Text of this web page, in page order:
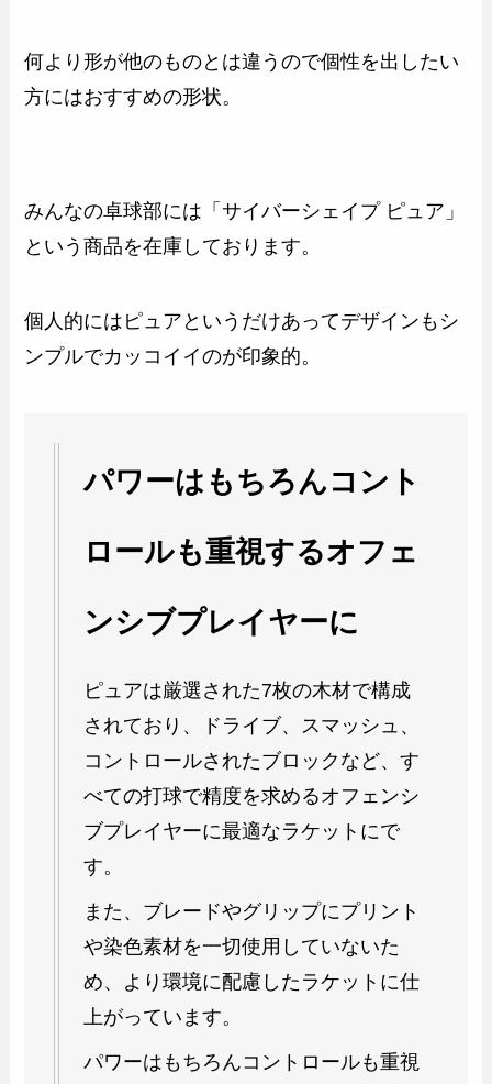
何より形が他のものとは違うので個性を出したい
方にはおすすめの形状。
みんなの卓球部には「サイバーシェイプ ピュア」
という商品を在庫しております。
個人的にはピュアというだけあってデザインもシ
ンプルでカッコイイのが印象的。
パワーはもちろんコント
ロールも重視するオフェ
ンシブプレイヤーに
ピュアは厳選された7枚の木材で構成
されており、ドライブ、スマッシュ、
コントロールされたブロックなど、す
べての打球で精度を求めるオフェンシ
ブプレイヤーに最適なラケットにで
す。
また、ブレードやグリップにプリント
や染色素材を一切使用していないた
め、より環境に配慮したラケットに仕
上がっています。
パワーはもちろんコントロールも重視